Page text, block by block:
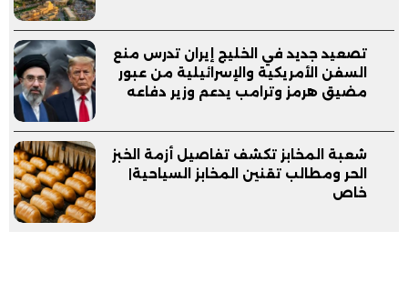
تصعيد جديد في الخليج إيران تدرس منع
السفن الأمريكية والإسرائيلية من عبور
مضيق هرمز وترامب يدعم وزير دفاعه
شعبة المخابز تكشف تفاصيل أزمة الخبز
الحر ومطالب تقنين المخابز السياحية|
خاص